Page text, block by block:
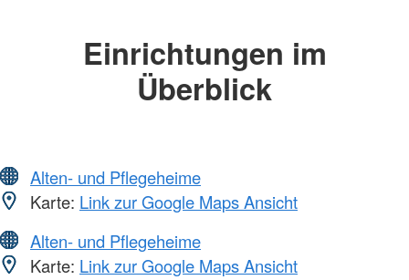
Einrichtungen im
Überblick
Alten- und Pflegeheime
Karte: Link zur Google Maps Ansicht
Alten- und Pflegeheime
Karte: Link zur Google Maps Ansicht